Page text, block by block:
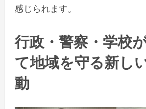
感じられます。
行政・警察・学校
て地域を守る新し
動